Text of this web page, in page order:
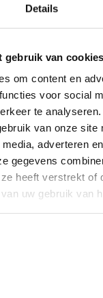
Details
gebruik van cookies
om content en
voor social
te
van onze site
adverteren
gegevens
heeft verstrekt of
uw gebruik van
479195
Vraag een speciale